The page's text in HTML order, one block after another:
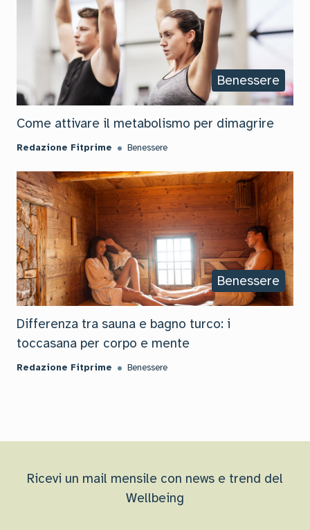
Benessere
Come attivare il metabolismo per dimagrire
Redazione Fitprime Benessere
Benessere
Differenza tra sauna e bagno turco: i
toccasana per corpo e mente
Redazione Fitprime Benessere
Ricevi un mail mensile con news e trend del
Wellbeing